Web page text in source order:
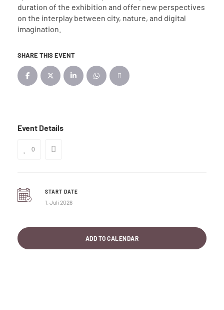
duration of the exhibition and offer new perspectives
on the interplay between city, nature, and digital
imagination.
SHARE THIS EVENT
Event Details
0
START DATE
1. Juli 2026
ADD TO CALENDAR